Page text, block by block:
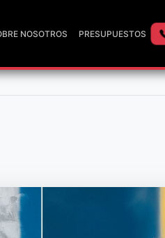
NOSOTROS PRESUPUESTOS